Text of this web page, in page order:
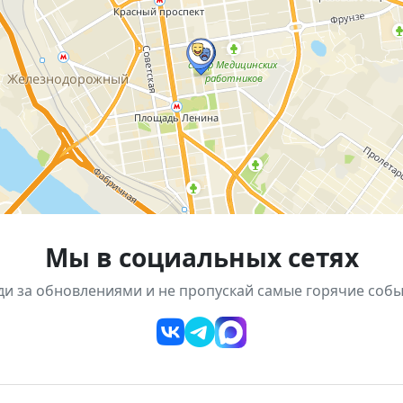
Мы в социальных сетях
за обновлениями и не пропускай самые горячие